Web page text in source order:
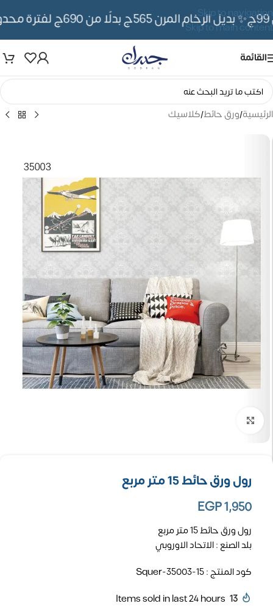
Skip to navigation
Skip to main content
✨ بديل الرخام المرن 565ج بدلًا من 690ج لفترة محدوده
القائمة
الرئيسية/ورق حائط/كلاسيك
رول ورق حائط 15 متر مربع
EGP1,950
رول ورق حائط 15 متر مربع
بلد الصنع : الاتحاد الاوروبي
كود المنتج : Squer-35003-15
13
Items sold in last 24 hours